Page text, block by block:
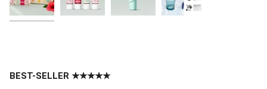
BEST-SELLER ★★★★★